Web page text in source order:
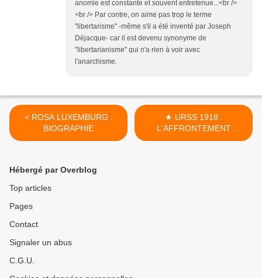
anomie est constante et souvent entretenue...<br />
<br /> Par contre, on aime pas trop le terme
"libertarisme" -même s'il a été inventé par Joseph
Déjacque- car il est devenu synonyme de
"libertarianisme" qui n'a rien à voir avec
l'anarchisme.
< ROSA LUXEMBURG :
BIOGRAPHIE
★ URSS 1918 :
L'AFFRONTEMENT
BOLCHEVICS /
Hébergé par Overblog
Top articles
Pages
Contact
Signaler un abus
C.G.U.